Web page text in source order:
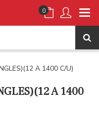
0
A 1400